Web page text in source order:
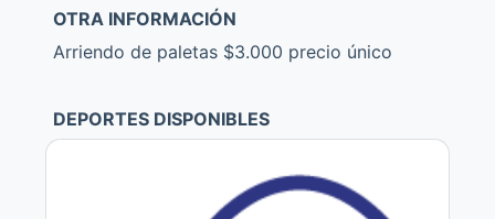
OTRA INFORMACIÓN
Arriendo de paletas $3.000 precio único
DEPORTES DISPONIBLES